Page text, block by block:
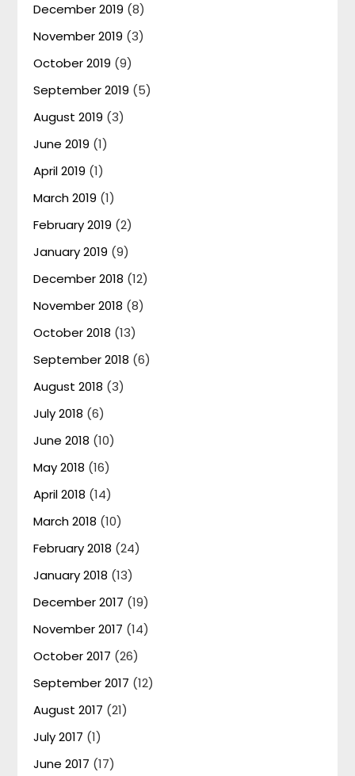
December 2019 (8)
November 2019 (3)
October 2019 (9)
September 2019 (5)
August 2019 (3)
June 2019 (1)
April 2019 (1)
March 2019 (1)
February 2019 (2)
January 2019 (9)
December 2018 (12)
November 2018 (8)
October 2018 (13)
September 2018 (6)
August 2018 (3)
July 2018 (6)
June 2018 (10)
May 2018 (16)
April 2018 (14)
March 2018 (10)
February 2018 (24)
January 2018 (13)
December 2017 (19)
November 2017 (14)
October 2017 (26)
September 2017 (12)
August 2017 (21)
July 2017 (1)
June 2017 (17)